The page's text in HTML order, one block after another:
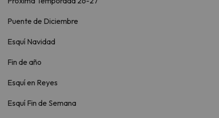
Puente de Diciembre
Esquí Navidad
Fin de año
Esquí en Reyes
Esquí Fin de Semana